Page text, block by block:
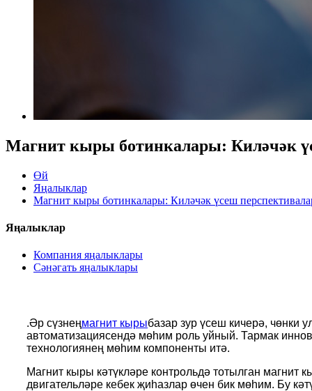
Магнит кыры ботинкалары: Киләчәк
Өй
Яңалыклар
Магнит кыры ботинкалары: Киләчәк үсеш
Яңалыклар
Компания яңалыклары
Сәнәгать яңалыклары
.Әр сүзнеңмагнит кырыбазар зур үсеш кичерә, чөнки
автоматизациясендә мөһим роль уйный. Тармак
технологиянең мөһим компоненты итә.
Магнит кыры кәтүкләре контрольдә тотылган
двигательләре кебек җиһазлар өчен бик мөһим. Бу